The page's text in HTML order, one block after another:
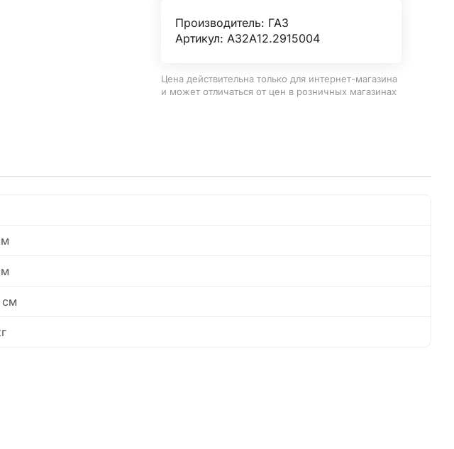
Производитель: ГАЗ
Артикул: А32А12.2915004
Цена действительна только для интернет-магазина
и может отличаться от цен в розничных магазинах